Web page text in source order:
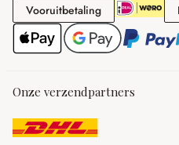
VooruitbetalingVooruitbetaling
Onze verzendpartners